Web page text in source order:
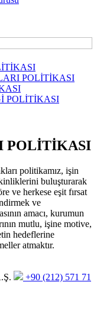
POLİTİKASI
POLİTİKASI
POLİTİKASI
politikamız, işin
buluşturarak
ve herkese eşit fırsat
ve
amacı, kurumun
mutlu, işine motive,
hedeflerine
atmaktır.
+90 (212) 571 71